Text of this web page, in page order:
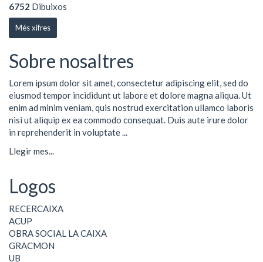
6752 Dibuixos
Més xifres
Sobre nosaltres
Lorem ipsum dolor sit amet, consectetur adipiscing elit, sed do
eiusmod tempor incididunt ut labore et dolore magna aliqua. Ut
enim ad minim veniam, quis nostrud exercitation ullamco laboris
nisi ut aliquip ex ea commodo consequat. Duis aute irure dolor
in reprehenderit in voluptate ...
Llegir mes...
Logos
RECERCAIXA
ACUP
OBRA SOCIAL LA CAIXA
GRACMON
UB